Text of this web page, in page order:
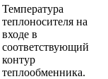
Температура
теплоносителя на
входе в
соответствующий
контур
теплообменника.